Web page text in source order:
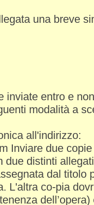
una breve
inviate entro e
modalità a
all'indirizzo:
Inviare due
due distinti
dal titolo
L'altra co-pia